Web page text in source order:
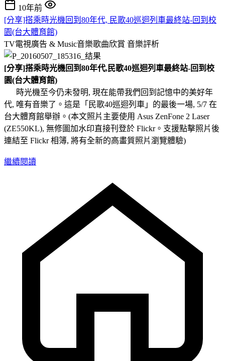
10年前
[分享]搭乘時光機回到80年代, 民歌40巡迴列車最終站-回到校
園(台大體育館)
TV電視廣告 & Music音樂歌曲欣賞 音樂評析
[分享]搭乘時光機回到80年代,民歌40巡迴列車最終站-回到校
園(台大體育館)
時光機至今仍未發明, 現在能帶我們回到記憶中的美好年
代, 唯有音樂了。這是「民歌40巡迴列車」的最後一場, 5/7 在
台大體育館舉辦。(本文照片主要使用 Asus ZenFone 2 Laser
(ZE550KL), 無修圖加水印直接刊登於 Flickr。支援點擊照片後
連結至 Flickr 相簿, 將有全新的高畫質照片瀏覽體驗)
繼續閱讀